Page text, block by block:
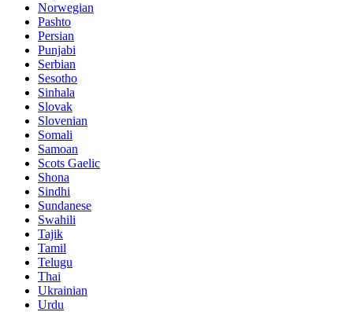
Norwegian
Pashto
Persian
Punjabi
Serbian
Sesotho
Sinhala
Slovak
Slovenian
Somali
Samoan
Scots Gaelic
Shona
Sindhi
Sundanese
Swahili
Tajik
Tamil
Telugu
Thai
Ukrainian
Urdu